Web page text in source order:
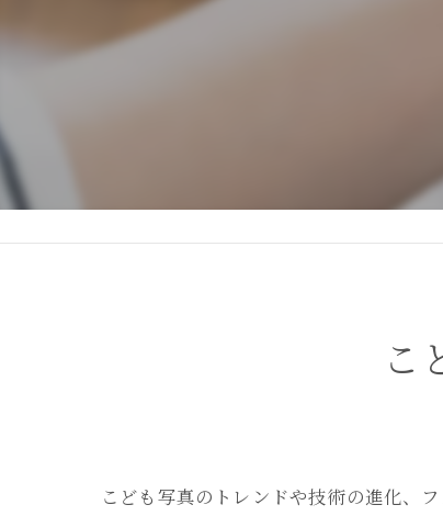
こ
こども写真のトレンドや技術の進化、